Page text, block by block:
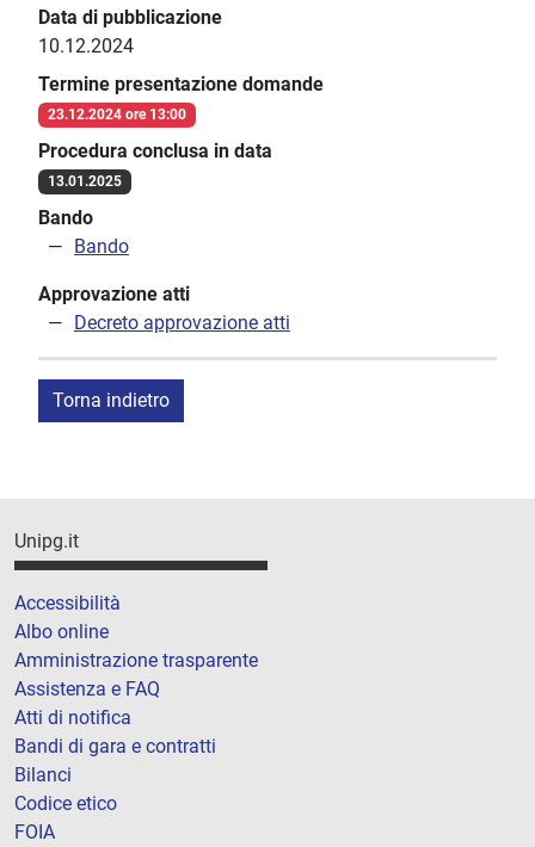
Data di pubblicazione
10.12.2024
Termine presentazione domande
23.12.2024 ore 13:00
Procedura conclusa in data
13.01.2025
Bando
Bando
Approvazione atti
Decreto approvazione atti
Torna indietro
Unipg.it
Accessibilità
Albo online
Amministrazione trasparente
Assistenza e FAQ
Atti di notifica
Bandi di gara e contratti
Bilanci
Codice etico
FOIA